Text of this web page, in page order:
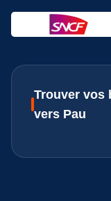
Trouver vos
vers Pau